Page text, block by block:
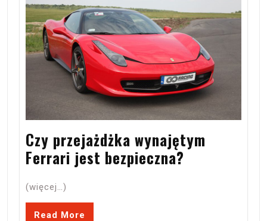
Czy przejażdżka wynajętym
Ferrari jest bezpieczna?
(więcej…)
Read More